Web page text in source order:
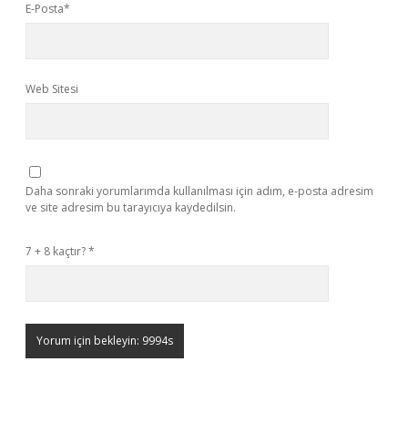
E-Posta*
Web Sitesi
Daha sonraki yorumlarımda kullanılması için adım, e-posta adresim
ve site adresim bu tarayıcıya kaydedilsin.
7 + 8 kaçtır?*